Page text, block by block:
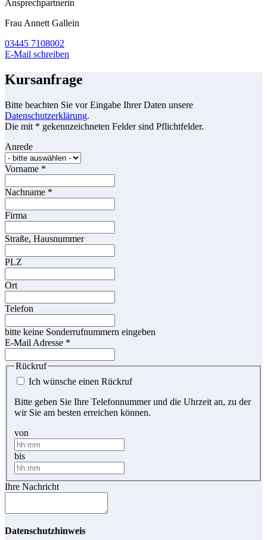
Ansprechpartnerin
Frau Annett Gallein
03445 7108002
E-Mail schreiben
Kursanfrage
Bitte beachten Sie vor Eingabe Ihrer Daten unsere
Datenschutzerklärung.
Die mit * gekennzeichneten Felder sind Pflichtfelder.
Anrede
Vorname *
Nachname *
Firma
Straße, Hausnummer
PLZ
Ort
Telefon
bitte keine Sonderrufnummern eingeben
E-Mail Adresse *
Rückruf
Ich wünsche einen Rückruf
Bitte geben Sie Ihre Telefonnummer und die Uhrzeit an, zu der
wir Sie am besten erreichen können.
von
bis
Ihre Nachricht
Datenschutzhinweis